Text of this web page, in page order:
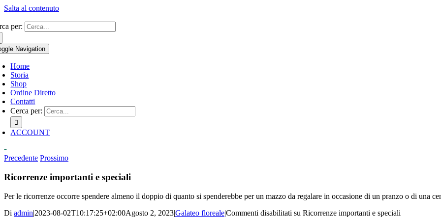
Salta al contenuto
per:
Navigation
Home
Storia
Shop
Ordine Diretto
Contatti
Cerca per:
ACCOUNT
Precedente Prossimo
Ricorrenze importanti e speciali
Per le ricorrenze occorre spendere almeno il doppio di quanto si spenderebbe per un mazzo da regalare in occasione di un pranzo o di una
Di admin|2023-08-02T10:17:25+02:00Agosto 2, 2023|Galateo floreale|Commenti disabilitati su Ricorrenze importanti e speciali